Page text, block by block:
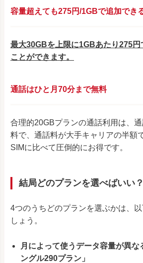
容量超えても275円/1GBで追加でき
最大30GBを上限に1GBあたり275円
ことができます。
通話はひと月70分まで無料
合理的20GBプランの通話利用は、
料で、通話料が大手キャリアの半額
SIMに比べて圧倒的にお得です。
結局どのプランを選べばいい？
4つのうちどのプランを選ぶかは、
しょう。
月によって使うデータ容量が異
ングル290プラン」